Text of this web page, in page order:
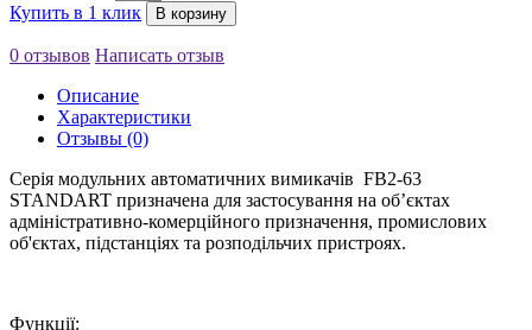
Купить в 1 клик
В корзину
0 отзывов Написать отзыв
Описание
Характеристики
Отзывы (0)
Серія модульних автоматичних вимикачів FB2-63
STANDART призначена для застосування на об’єктах
адміністративно-комерційного призначення, промислових
об'єктах, підстанціях та розподільчих пристроях.
Функції: